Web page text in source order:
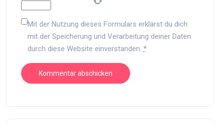
Mit der Nutzung dieses Formulars erklärst du dich
mit der Speicherung und Verarbeitung deiner Daten
durch diese Website einverstanden. *